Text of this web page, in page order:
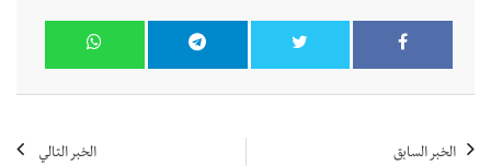
الخبر السابق الخبر التالي